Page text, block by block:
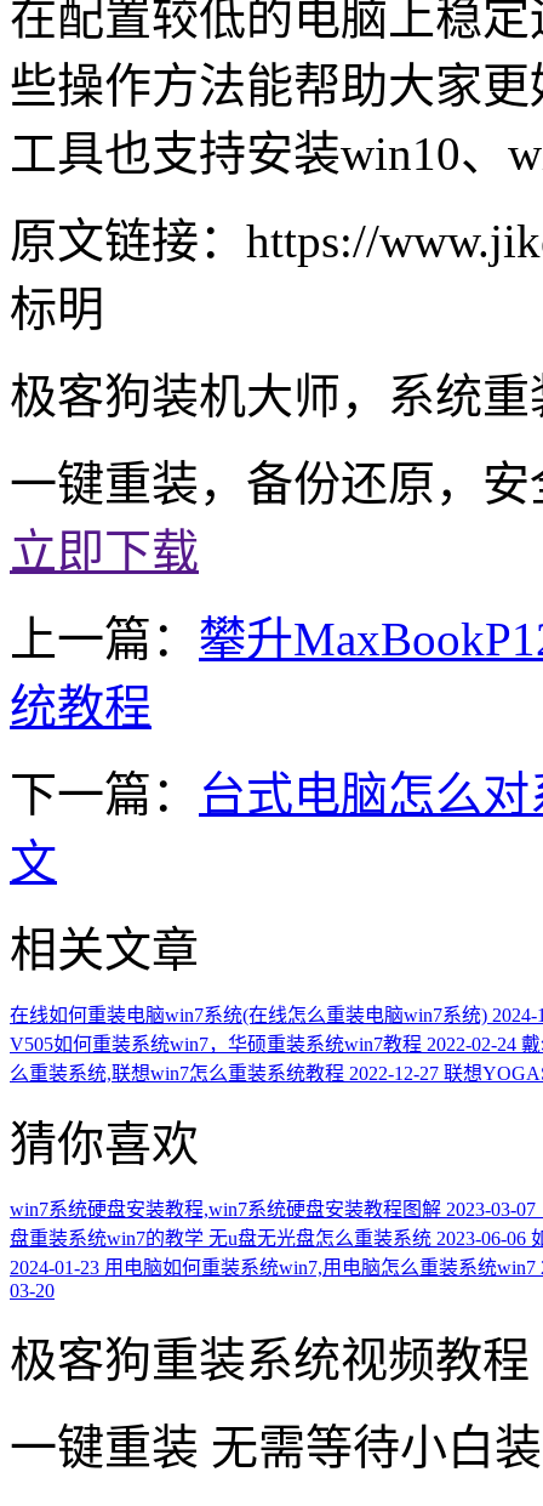
在配置较低的电脑上稳
些操作方法能帮助大家
工具也支持安装win10、
原文链接：https://
标明
极客狗装机大师，系统
一键重装，备份还原，
立即下载
上一篇： 攀升
统教程
下一篇： 台式电脑怎么
文
相关文章
在线如何重装电脑win7系统(在线怎么重装电脑win7系统) 2024-
V505如何重装系统win7，华硕重装系统win7教程 2022-02-24
么重装系统,联想win7怎么重装系统教程 2022-12-27 联想
猜你喜欢
win7系统硬盘安装教程,win7系统硬盘安装教程图解 2023-03-07
盘重装系统win7的教学 无u盘无光盘怎么重装系统 2023-06-06
2024-01-23 用电脑如何重装系统win7,用电脑怎么重装系统win7
03-20
极客狗重装系统视频教程
一键重装 无需等待小白